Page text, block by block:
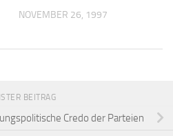
NOVEMBER 26, 1997
BEITRAG
Credo der Parteien